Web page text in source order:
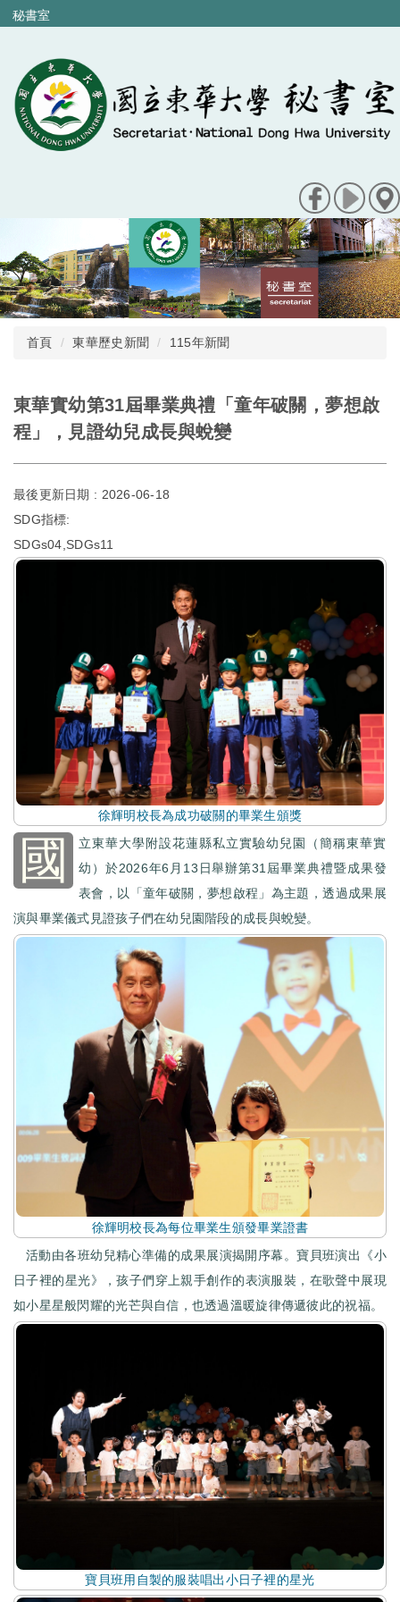
跳
到
內
容
區
秘書室
首頁 東華歷史新聞 115年新聞
東華實幼第31屆畢業典禮「童年破關，夢想啟
程」，見證幼兒成長與蛻變
最後更新日期 : 2026-06-18
SDG指標:
SDGs04,SDGs11
徐輝明校長為成功破關的畢業生頒獎
國
立東華大學附設花蓮縣私立實驗幼兒園（簡稱東華實
幼）於2026年6月13日舉辦第31屆畢業典禮暨成果發
表會，以「童年破關，夢想啟程」為主題，透過成果展
演與畢業儀式見證孩子們在幼兒園階段的成長與蛻變。
徐輝明校長為每位畢業生頒發畢業證書
活動由各班幼兒精心準備的成果展演揭開序幕。寶貝班演出《小
日子裡的星光》，孩子們穿上親手創作的表演服裝，在歌聲中展現
如小星星般閃耀的光芒與自信，也透過溫暖旋律傳遞彼此的祝福。
寶貝班用自製的服裝唱出小日子裡的星光